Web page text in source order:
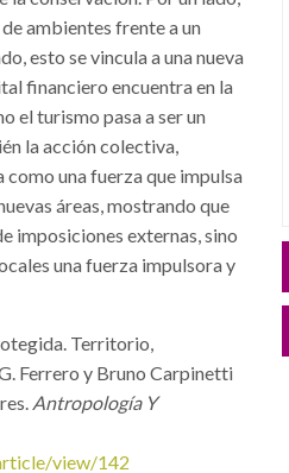
ambientes frente a un
esto se vincula a una nueva
financiero encuentra en la
el turismo pasa a ser un
la acción colectiva,
una fuerza que impulsa
áreas, mostrando que
imposiciones externas, sino
una fuerza impulsora y
Territorio,
Ferrero y Bruno Carpinetti
Antropología Y
view/142